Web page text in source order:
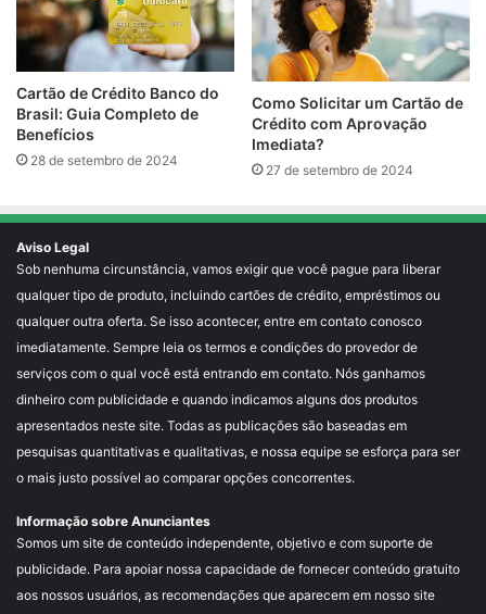
Cartão de Crédito Banco do
Brasil: Guia Completo de
Benefícios
28 de setembro de 2024
Como Solicitar um Cartão de
Crédito com Aprovação
Imediata?
27 de setembro de 2024
Aviso Legal
Sob nenhuma circunstância, vamos exigir que você pague para liberar
qualquer tipo de produto, incluindo cartões de crédito, empréstimos ou
qualquer outra oferta. Se isso acontecer, entre em contato conosco
imediatamente. Sempre leia os termos e condições do provedor de
serviços com o qual você está entrando em contato. Nós ganhamos
dinheiro com publicidade e quando indicamos alguns dos produtos
apresentados neste site. Todas as publicações são baseadas em
pesquisas quantitativas e qualitativas, e nossa equipe se esforça para ser
o mais justo possível ao comparar opções concorrentes.
Informação sobre Anunciantes
Somos um site de conteúdo independente, objetivo e com suporte de
publicidade. Para apoiar nossa capacidade de fornecer conteúdo gratuito
aos nossos usuários, as recomendações que aparecem em nosso site